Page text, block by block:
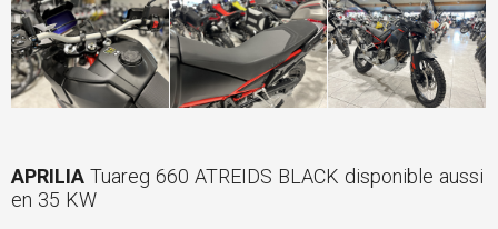
APRILIA Tuareg 660 ATREIDS BLACK disponible aussi
en 35 KW